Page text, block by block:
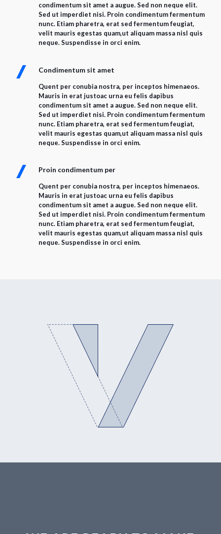
condimentum sit amet a augue. Sed non neque elit.
Sed ut imperdiet nisi. Proin condimentum fermentum
nunc. Etiam pharetra, erat sed fermentum feugiat,
velit mauris egestas quam,ut aliquam massa nisl quis
neque. Suspendisse in orci enim.
Condimentum sit amet
Quent per conubia nostra, per inceptos himenaeos.
Mauris in erat justoac urna eu felis dapibus
condimentum sit amet a augue. Sed non neque elit.
Sed ut imperdiet nisi. Proin condimentum fermentum
nunc. Etiam pharetra, erat sed fermentum feugiat,
velit mauris egestas quam,ut aliquam massa nisl quis
neque. Suspendisse in orci enim.
Proin condimentum per
Quent per conubia nostra, per inceptos himenaeos.
Mauris in erat justoac urna eu felis dapibus
condimentum sit amet a augue. Sed non neque elit.
Sed ut imperdiet nisi. Proin condimentum fermentum
nunc. Etiam pharetra, erat sed fermentum feugiat,
velit mauris egestas quam,ut aliquam massa nisl quis
neque. Suspendisse in orci enim.